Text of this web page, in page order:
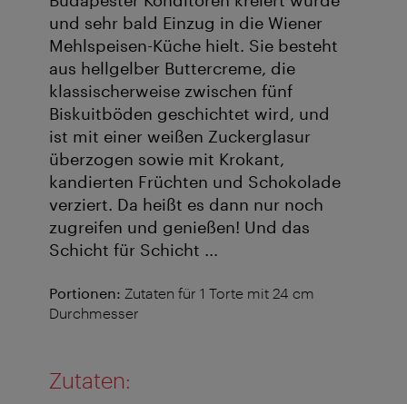
und sehr bald Einzug in die Wiener
Mehlspeisen-Küche hielt. Sie besteht
aus hellgelber Buttercreme, die
klassischerweise zwischen fünf
Biskuitböden geschichtet wird, und
ist mit einer weißen Zuckerglasur
überzogen sowie mit Krokant,
kandierten Früchten und Schokolade
verziert. Da heißt es dann nur noch
zugreifen und genießen! Und das
Schicht für Schicht ...
Portionen: Zutaten für 1 Torte mit 24 cm
Durchmesser
Zutaten: